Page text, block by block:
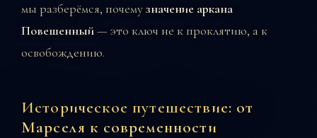
мы разберёмся, почемузначение аркана
Повешенный— это ключ не к проклятию, а к
освобождению.
Историческое путешествие: от
Марселя к современности